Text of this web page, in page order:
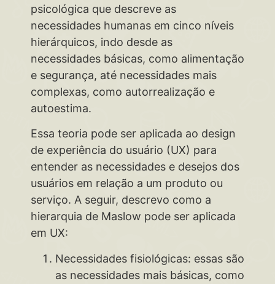
psicológica que descreve as
necessidades humanas em cinco níveis
hierárquicos, indo desde as
necessidades básicas, como alimentação
e segurança, até necessidades mais
complexas, como autorrealização e
autoestima.
Essa teoria pode ser aplicada ao design
de experiência do usuário (UX) para
entender as necessidades e desejos dos
usuários em relação a um produto ou
serviço. A seguir, descrevo como a
hierarquia de Maslow pode ser aplicada
em UX:
Necessidades fisiológicas: essas são
as necessidades mais básicas, como